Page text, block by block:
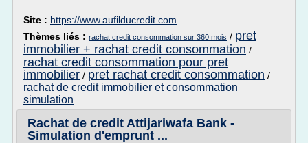
Site : https://www.aufilducredit.com
Thèmes liés : rachat credit consommation sur 360 mois / pret
immobilier + rachat credit consommation /
rachat credit consommation pour pret
immobilier / pret rachat credit consommation /
rachat de credit immobilier et consommation
simulation
Rachat de credit Attijariwafa Bank -
Simulation d'emprunt ...